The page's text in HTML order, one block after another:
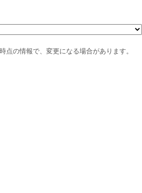
点の情報で、変更になる場合があります。